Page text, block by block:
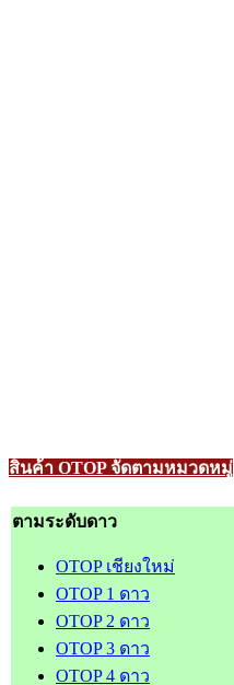
สินค้า OTOP จัดตามหมวดหมู่
ตามระดับดาว
OTOP เชียงใหม่
OTOP 1 ดาว
OTOP 2 ดาว
OTOP 3 ดาว
OTOP 4 ดาว